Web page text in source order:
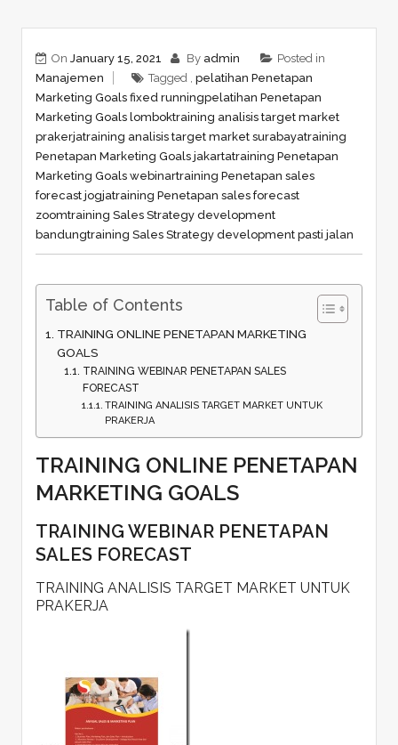
On January 15, 2021 By admin
Posted in
Manajemen
Tagged , pelatihan Penetapan
Marketing Goals fixed runningpelatihan Penetapan
Marketing Goals lomboktraining analisis target market
prakerjatraining analisis target market surabayatraining
Penetapan Marketing Goals jakartatraining Penetapan
Marketing Goals webinartraining Penetapan sales
forecast jogjatraining Penetapan sales forecast
zoomtraining Sales Strategy development
bandungtraining Sales Strategy development pasti jalan
Table of Contents
TRAINING ONLINE PENETAPAN MARKETING
GOALS
TRAINING WEBINAR PENETAPAN SALES
FORECAST
TRAINING ANALISIS TARGET MARKET UNTUK
PRAKERJA
TRAINING ONLINE PENETAPAN
MARKETING GOALS
TRAINING WEBINAR PENETAPAN
SALES FORECAST
TRAINING ANALISIS TARGET MARKET UNTUK
PRAKERJA